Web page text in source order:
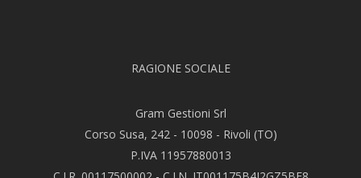
RAGIONE SOCIALE
Gram Gestioni Srl
Corso Susa, 242 - 10098 - Rivoli (TO)
P.IVA 11957880013